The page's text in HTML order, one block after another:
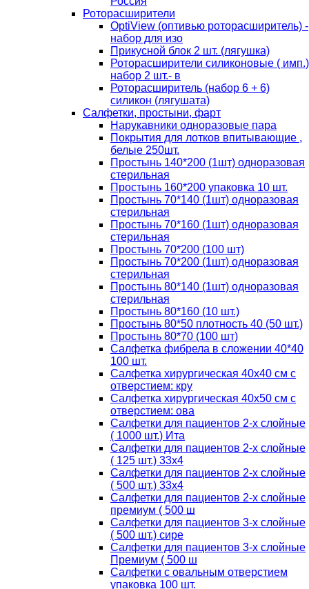
Роторасширители
OptiView (оптивью роторасширитель) -
набор для изо
Прикусной блок 2 шт. (лягушка)
Роторасширители силиконовые ( имп.)
набор 2 шт.- в
Роторасширитель (набор 6 + 6)
силикон (лягушата)
Салфетки, простыни, фарт
Нарукавники одноразовые пара
Покрытия для лотков впитывающие ,
белые 250шт.
Простынь 140*200 (1шт) одноразовая
стерильная
Простынь 160*200 упаковка 10 шт.
Простынь 70*140 (1шт) одноразовая
стерильная
Простынь 70*160 (1шт) одноразовая
стерильная
Простынь 70*200 (100 шт)
Простынь 70*200 (1шт) одноразовая
стерильная
Простынь 80*140 (1шт) одноразовая
стерильная
Простынь 80*160 (10 шт.)
Простынь 80*50 плотность 40 (50 шт.)
Простынь 80*70 (100 шт)
Салфетка фибрела в сложении 40*40
100 шт.
Салфетка хирургическая 40х40 см с
отверстием: кру
Салфетка хирургическая 40х50 см с
отверстием: ова
Салфетки для пациентов 2-х слойные
( 1000 шт.) Ита
Салфетки для пациентов 2-х слойные
( 125 шт.) 33х4
Салфетки для пациентов 2-х слойные
( 500 шт.) 33х4
Салфетки для пациентов 2-х слойные
премиум ( 500 ш
Салфетки для пациентов 3-х слойные
( 500 шт.) сире
Салфетки для пациентов 3-х слойные
Премиум ( 500 ш
Салфетки с овальным отверстием
упаковка 100 шт.